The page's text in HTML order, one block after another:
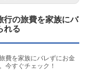
行の旅費を家族にバ
れる
費を家族にバレずにお金
今すぐチェック！